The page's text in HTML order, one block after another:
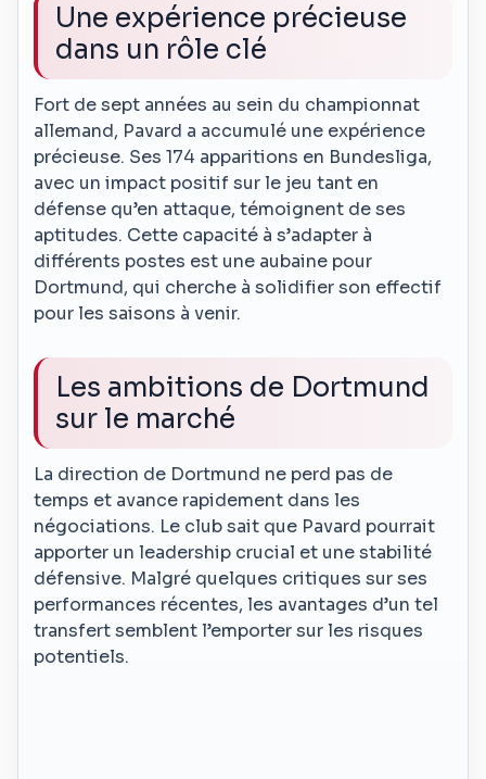
Une expérience précieuse
dans un rôle clé
Fort de sept années au sein du championnat
allemand, Pavard a accumulé une expérience
précieuse. Ses 174 apparitions en Bundesliga,
avec un impact positif sur le jeu tant en
défense qu’en attaque, témoignent de ses
aptitudes. Cette capacité à s’adapter à
différents postes est une aubaine pour
Dortmund, qui cherche à solidifier son effectif
pour les saisons à venir.
Les ambitions de Dortmund
sur le marché
La direction de Dortmund ne perd pas de
temps et avance rapidement dans les
négociations. Le club sait que Pavard pourrait
apporter un leadership crucial et une stabilité
défensive. Malgré quelques critiques sur ses
performances récentes, les avantages d’un tel
transfert semblent l’emporter sur les risques
potentiels.